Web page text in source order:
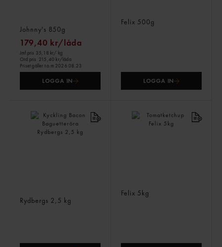
Johnny's 850g
179,40 kr/låda
Jmf.pris 35,18 kr/ kg
Ord.pris 215,40 kr/låda
Priset gäller t.o.m 2026.08.23
LOGGA IN
Felix 500g
LOGGA IN
Rydbergs 2,5 kg
Felix 5kg